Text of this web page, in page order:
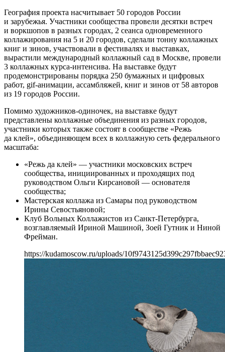
География проекта насчитывает 50 городов России
и зарубежья. Участники сообщества провели десятки встреч
и воркшопов в разных городах, 2 сеанса одновременного
коллажирования на 5 и 20 городов, сделали тонну коллажных
книг и зинов, участвовали в фестивалях и выставках,
вырастили международный коллажный сад в Москве, провели
3 коллажных курса-интенсива. На выставке будут
продемонстрированы порядка 250 бумажных и цифровых
работ, gif-анимации, ассамбляжей, книг и зинов от 58 авторов
из 19 городов России.
Помимо художников-одиночек, на выставке будут
представлены коллажные объединения из разных городов,
участники которых также состоят в сообществе «Режь
да клей», объединяющем всех в коллажную сеть федерального
масштаба:
«Режь да клей» — участники московских встреч
сообщества, инициированных и проходящих под
руководством Ольги Кирсановой — основателя
сообщества;
Мастерская коллажа из Самары под руководством
Ирины Севостьяновой;
Клуб Вольных Коллажистов из Санкт-Петербурга,
возглавляемый Ириной Машиной, Зоей Гутник и Ниной
Фрейман.
https://kudamoscow.ru/uploads/